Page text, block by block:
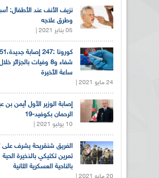
نزيف الأنف عند الأطفال:
وطرق علاجه
05 يناير 2021 |
ساعة الأخيرة
24 مايو 2021 |
إصابة الوزير الأول أيمن بن
الرحمان بكوفيد-19
10 يوليو 2021 |
الفريق شنقريحة يشرف على
تمرين تكتيكي بالذخيرة الحية
بالناحية العسكرية الثانية
20 مايو 2021 |